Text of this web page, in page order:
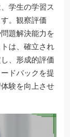
学生の学習ス
。観察評価
題解決能力を
は、確立され
、形成的評価
ドバックを提
験を向上させ